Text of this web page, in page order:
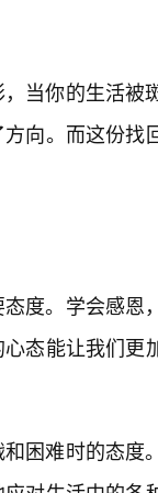
当你的生活被
向。而这份找
度。学会感恩
态能让我们更
困难时的态度